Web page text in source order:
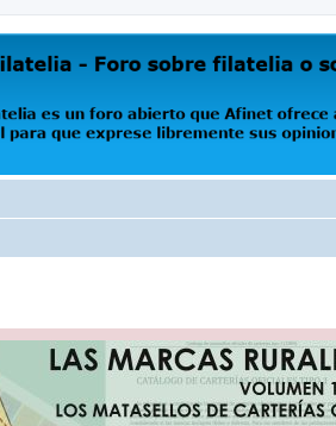
Afinet ofrece a la comunidad filatélica universal para